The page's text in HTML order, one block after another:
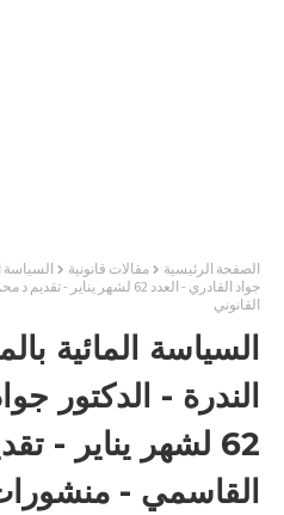
الصفحة الرئيسية مقالات قانونية
السياسة
جواد القادري - العدد 62 لشهر
القانوني
السياسة المائية
الندرة - الدكتور
62 لشهر يناير -
القاسمي -